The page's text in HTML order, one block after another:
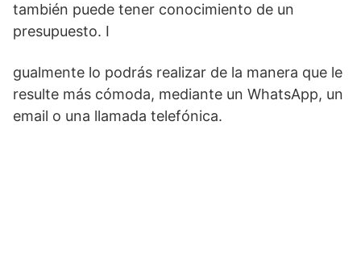
también puede tener conocimiento de un
presupuesto. I
gualmente lo podrás realizar de la manera que le
resulte más cómoda, mediante un WhatsApp, un
email o una llamada telefónica.